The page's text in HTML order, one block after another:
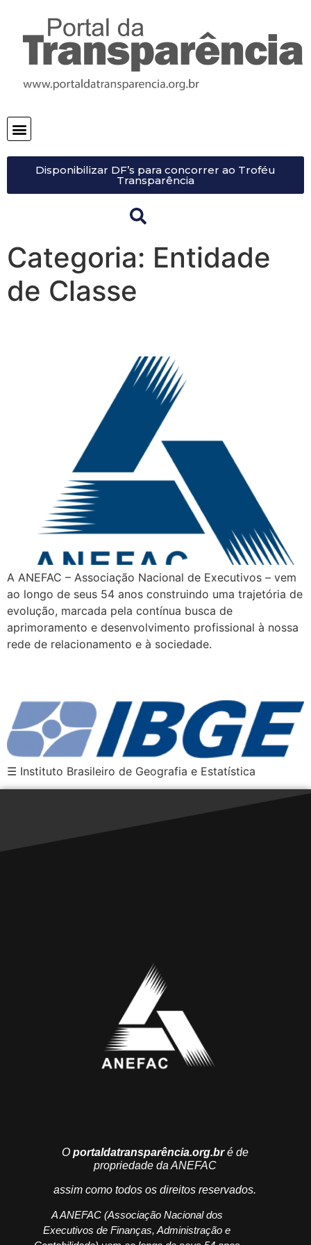
Disponibilizar DF’s para concorrer ao Troféu
Transparência
Categoria: Entidade
de Classe
A ANEFAC – Associação Nacional de Executivos – vem
ao longo de seus 54 anos construindo uma trajetória de
evolução, marcada pela contínua busca de
aprimoramento e desenvolvimento profissional à nossa
rede de relacionamento e à sociedade.
☰ Instituto Brasileiro de Geografia e Estatística
O portaldatransparência.org.bré de
propriedade da ANEFAC
assim como todos os direitos reservados.
A ANEFAC (Associação Nacional dos
Executivos de Finanças, Administração e